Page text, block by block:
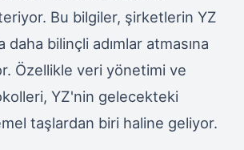
Bu bilgiler, şirketlerin YZ
daha bilinçli adımlar atmasına
Özellikle veri yönetimi ve
YZ'nin gelecekteki
taşlardan biri haline geliyor.